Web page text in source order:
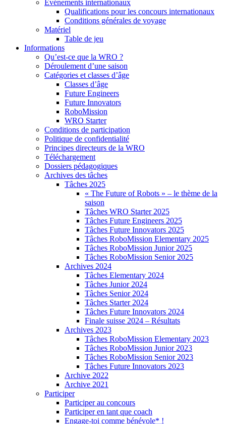
Événements internationaux
Qualifications pour les concours internationaux
Conditions générales de voyage
Matériel
Table de jeu
Informations
Qu’est-ce que la WRO ?
Déroulement d’une saison
Catégories et classes d’âge
Classes d’âge
Future Engineers
Future Innovators
RoboMission
WRO Starter
Conditions de participation
Politique de confidentialité
Principes directeurs de la WRO
Téléchargement
Dossiers pédagogiques
Archives des tâches
Tâches 2025
« The Future of Robots » – le thème de la
saison
Tâches WRO Starter 2025
Tâches Future Engineers 2025
Tâches Future Innovators 2025
Tâches RoboMission Elementary 2025
Tâches RoboMission Junior 2025
Tâches RoboMission Senior 2025
Archives 2024
Tâches Elementary 2024
Tâches Junior 2024
Tâches Senior 2024
Tâches Starter 2024
Tâches Future Innovators 2024
Finale suisse 2024 – Résultats
Archives 2023
Tâches RoboMission Elementary 2023
Tâches RoboMission Junior 2023
Tâches RoboMission Senior 2023
Tâches Future Innovators 2023
Archive 2022
Archive 2021
Participer
Participer au concours
Participer en tant que coach
Engage-toi comme bénévole* !